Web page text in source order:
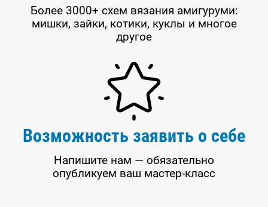
Более 3000+ схем вязания амигуруми:
мишки, зайки, котики, куклы и многое
другое
Возможность заявить о себе
Напишите нам — обязательно
опубликуем ваш мастер-класс